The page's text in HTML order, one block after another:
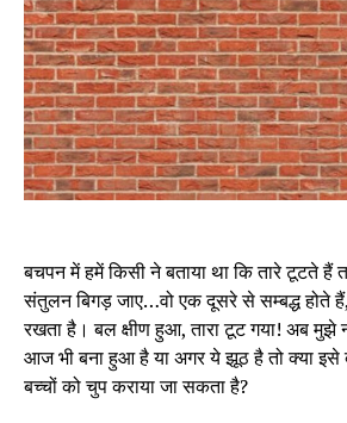
बचपन में हमें किसी ने बताया था कि तारे टूटते
संतुलन बिगड़ जाए…वो एक दूसरे से सम्बद्ध होते
रखता है। बल क्षीण हुआ, तारा टूट गया! अब मुझे
आज भी बना हुआ है या अगर ये झूठ है तो क्या इसे
बच्चों को चुप कराया जा सकता है?